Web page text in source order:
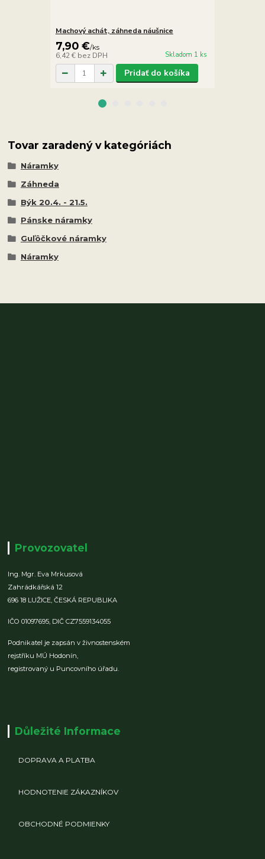
Machový achát, záhneda náušnice
7,90 €/ks
6,42 € bez DPH Skladom 1 ks
Pridať do košíka
Tovar zaradený v kategóriách
Náramky
Záhneda
Býk 20.4. - 21.5.
Pánske náramky
Guľôčkové náramky
Náramky
Provozovatel
Ing. Mgr. Eva Mrkusová
Zahrádkářská 12
696 18 LUŽICE,ČESKÁ REPUBLIKA
IČO 01097695, DIČ CZ7559134055
Podnikatel je zapsán v živnostenském
rejstříku MÚ Hodonín,
registrovaný u Puncovního úřadu.
Důležité Informace
DOPRAVA A PLATBA
HODNOTENIE ZÁKAZNÍKOV
OBCHODNÉ PODMIENKY